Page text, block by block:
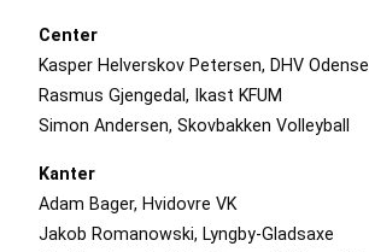
Center
Kasper Helverskov Petersen, DHV Odense
Rasmus Gjengedal, Ikast KFUM
Simon Andersen, Skovbakken Volleyball
Kanter
Adam Bager, Hvidovre VK
Jakob Romanowski, Lyngby-Gladsaxe